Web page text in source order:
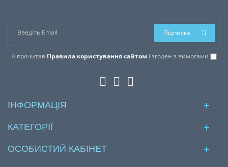
Я прочитав Правила користування сайтом і згоден з вимогами
Підписка
ІНФОРМАЦІЯ
КАТЕГОРІЇ
ОСОБИСТИЙ КАБІНЕТ